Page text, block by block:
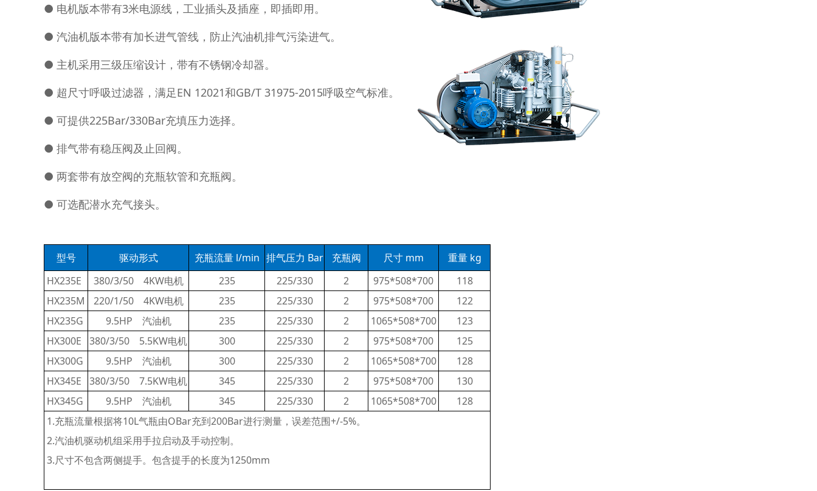
● 电机版本带有3米电源线，工业插头及插座，即插即用。
● 汽油机版本带有加长进气管线，防止汽油机排气污染进气。
● 主机采用三级压缩设计，带有不锈钢冷却器。
● 超尺寸呼吸过滤器，满足EN 12021和GB/T 31975-2015呼吸空气标准。
● 可提供225Bar/330Bar充填压力选择。
● 排气带有稳压阀及止回阀。
● 两套带有放空阀的充瓶软管和充瓶阀。
● 可选配潜水充气接头。
型号 驱动形式 充瓶流量 l/min 排气压力 Bar 充瓶阀 尺寸 mm
重量 kg
HX235E
380/3/50 4KW电机 235 225/330 2 975*508*700
118
HX235M
220/1/50 4KW电机 235 225/330 2 975*508*700
122
HX235G
9.5HP 汽油机 235 225/330 2 1065*508*700
123
HX300E
380/3/50 5.5KW电机 300 225/330 2 975*508*700
125
HX300G
9.5HP 汽油机 300 225/330 2 1065*508*700
128
HX345E
380/3/50 7.5KW电机 345 225/330 2 975*508*700
130
HX345G
9.5HP 汽油机 345 225/330 2 1065*508*700
128
1.充瓶流量根据将10L气瓶由OBar充到200Bar进行测量，误差范围+/-5%。
2.汽油机驱动机组采用手拉启动及手动控制。
3.尺寸不包含两侧提手。包含提手的长度为1250mm